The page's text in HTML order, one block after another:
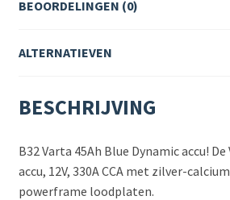
BEOORDELINGEN (0)
ALTERNATIEVEN
BESCHRIJVING
B32 Varta 45Ah Blue Dynamic accu!
accu, 12V, 330A CCA met zilver-
powerframe loodplaten.